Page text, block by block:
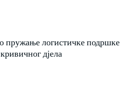
пружање логистичке подршке
дјела